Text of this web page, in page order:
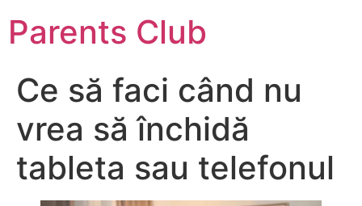
Parents Club
Ce să faci când nu
vrea să închidă
tableta sau telefonul